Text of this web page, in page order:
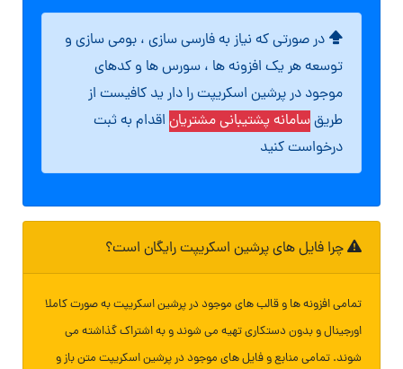
در صورتی که نیاز به فارسی سازی ، بومی سازی و
توسعه هر یک افزونه ها ، سورس ها و کدهای
موجود در پرشین اسکریپت را دار ید کافیست از
طریقسامانه پشتیبانی مشتریان اقدام به ثبت
درخواست کنید
چرا فایل های پرشین اسکریپت رایگان است؟
تمامی افزونه ها و قالب های موجود در پرشین اسکریپت به صورت کاملا
اورجینال و بدون دستکاری تهیه می شوند و به اشتراک گذاشته می
شوند. تمامی منابع و فایل های موجود در پرشین اسکریپت متن باز و